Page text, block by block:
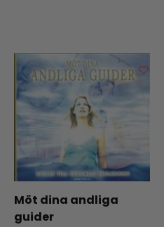
Möt dina andliga
guider